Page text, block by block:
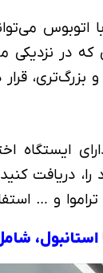
در نزدیکی
قرار
دریافت
و …
استانبول،